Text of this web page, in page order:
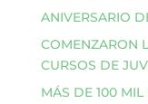
ANIVERSARIO
COMENZARON
CURSOS DE
MÁS DE 100